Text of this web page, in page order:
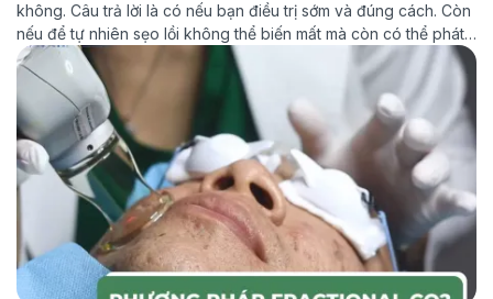
không. Câu trả lời là có nếu bạn điều trị sớm và đúng cách. Còn
nếu để tự nhiên sẹo lồi không thể biến mất mà còn có thể phát
triển, lan rộng hơn. Vậy khi bị sẹo lồi nên làm thế […]